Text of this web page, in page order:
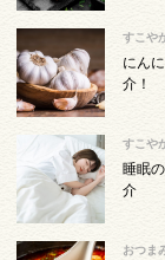
すこや
にん
介！
すこや
睡眠
介
おつま